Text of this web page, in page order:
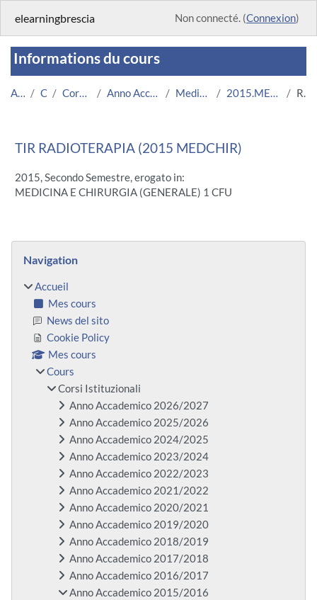
elearningbrescia Non connecté. (Connexion)
Informations du cours
Accueil Cours Corsi Istituzionali Anno Accademico 2015/2016 Medicina e Chirurgia 2015.MEDCHIR.U7975-7075 Résumé
TIR RADIOTERAPIA (2015 MEDCHIR)
2015, Secondo Semestre, erogato in:
MEDICINA E CHIRURGIA (GENERALE) 1 CFU
Blocs
Navigation
Accueil
Mes cours
News del sito
Cookie Policy
Mes cours
Cours
Corsi Istituzionali
Anno Accademico 2026/2027
Anno Accademico 2025/2026
Anno Accademico 2024/2025
Anno Accademico 2023/2024
Anno Accademico 2022/2023
Anno Accademico 2021/2022
Anno Accademico 2020/2021
Anno Accademico 2019/2020
Anno Accademico 2018/2019
Anno Accademico 2017/2018
Anno Accademico 2016/2017
Anno Accademico 2015/2016